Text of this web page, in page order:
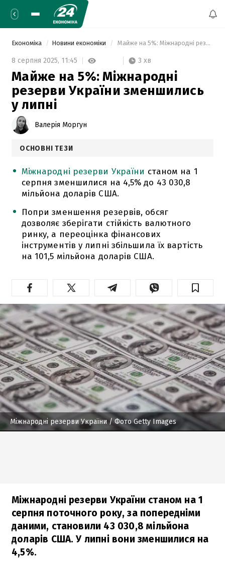
Економіка Новини економіки Майже на 5%: Міжнародні резерви України зменшились у липні
8 серпня 2025, 11:45 3 хв
Майже на 5%: Міжнародні
резерви України зменшились
у липні
Валерія Моргун
ОСНОВНІ ТЕЗИ
Міжнародні резерви України станом на 1
серпня зменшилися на 4,5% до 43 030,8
мільйона доларів США.
Попри зменшення резервів, обсяг
дозволяє зберігати стійкість валютного
ринку, а переоцінка фінансових
інструментів у липні збільшила їх вартість
на 101,5 мільйона доларів США.
Міжнародні резерви України / Фото Getty Images
Міжнародні резерви України станом на 1
серпня поточного року, за попередніми
даними, становили 43 030,8 мільйона
доларів США. У липні вони зменшилися на
4,5%.